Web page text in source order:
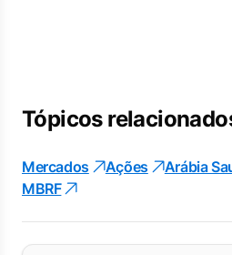
Tópicos
Mercados Ações Arábia
MBRF